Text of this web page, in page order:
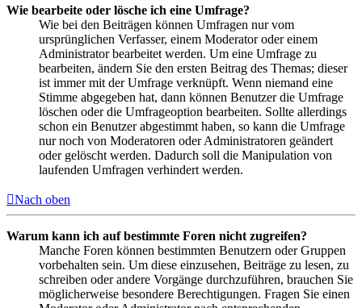
Wie bearbeite oder lösche ich eine Umfrage?
Wie bei den Beiträgen können Umfragen nur vom
ursprünglichen Verfasser, einem Moderator oder einem
Administrator bearbeitet werden. Um eine Umfrage zu
bearbeiten, ändern Sie den ersten Beitrag des Themas; dieser
ist immer mit der Umfrage verknüpft. Wenn niemand eine
Stimme abgegeben hat, dann können Benutzer die Umfrage
löschen oder die Umfrageoption bearbeiten. Sollte allerdings
schon ein Benutzer abgestimmt haben, so kann die Umfrage
nur noch von Moderatoren oder Administratoren geändert
oder gelöscht werden. Dadurch soll die Manipulation von
laufenden Umfragen verhindert werden.
Nach oben
Warum kann ich auf bestimmte Foren nicht zugreifen?
Manche Foren können bestimmten Benutzern oder Gruppen
vorbehalten sein. Um diese einzusehen, Beiträge zu lesen, zu
schreiben oder andere Vorgänge durchzuführen, brauchen Sie
möglicherweise besondere Berechtigungen. Fragen Sie einen